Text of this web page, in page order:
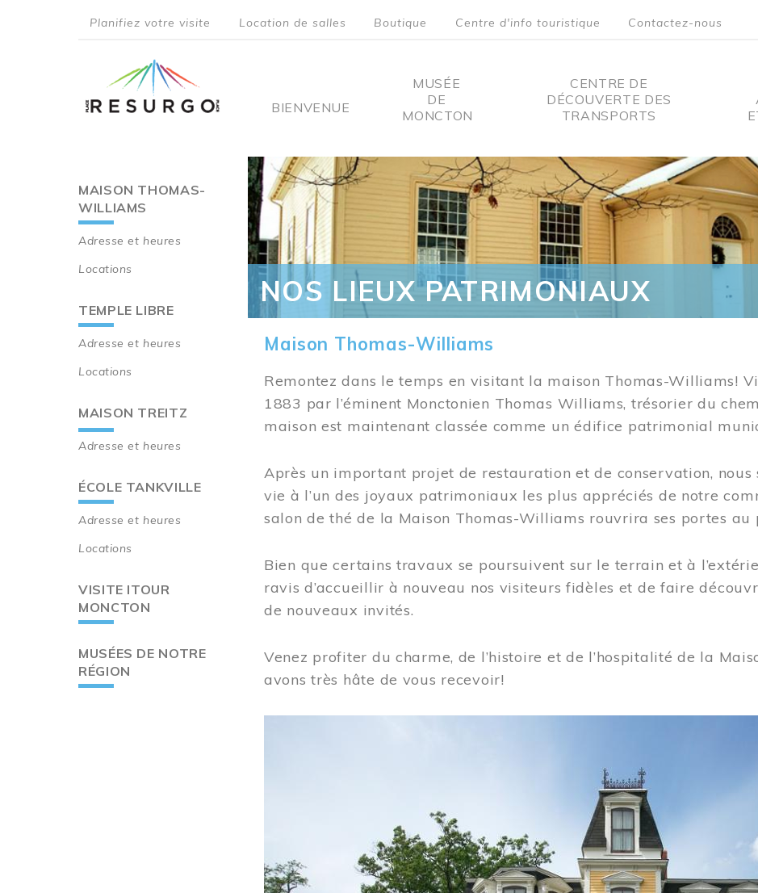
menu
Planifiez votre visite Location de salles Boutique Centre d'info touristique Contactez-nous
Main
BIENVENUE
MUSÉE
DE
MONCTON
CENTRE DE
DÉCOUVERTE DES
TRANSPORTS
Main
navigation
MAISON THOMAS-
WILLIAMS
Adresse et heures
Locations
TEMPLE LIBRE
Adresse et heures
Locations
MAISON TREITZ
Adresse et heures
ÉCOLE TANKVILLE
Adresse et heures
Locations
VISITE ITOUR
MONCTON
MUSÉES DE NOTRE
RÉGION
NOS LIEUX PATRIMONIAUX
Maison Thomas-Williams
Remontez dans le temps en visitant la maison Thomas-Williams!
1883 par l’éminent Monctonien Thomas Williams, trésorier du
maison est maintenant classée comme un édifice patrimonial
Après un important projet de restauration et de conservation, nous
vie à l’un des joyaux patrimoniaux les plus appréciés de notre
salon de thé de la Maison Thomas-Williams rouvrira ses portes au
Bien que certains travaux se poursuivent sur le terrain et à
ravis d’accueillir à nouveau nos visiteurs fidèles et de faire
de nouveaux invités.
Venez profiter du charme, de l’histoire et de l’hospitalité de la
avons très hâte de vous recevoir!